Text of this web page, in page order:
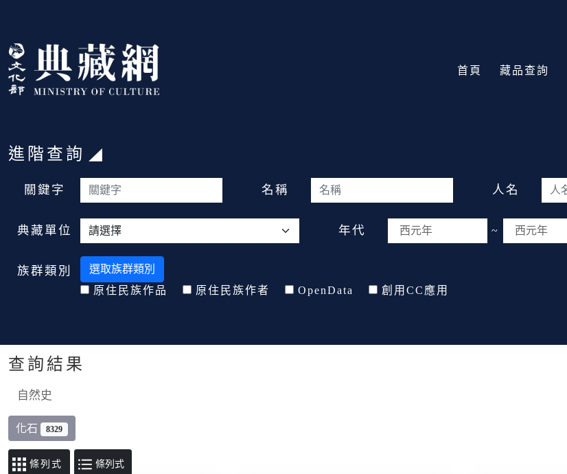
::: 首頁 藏品查詢
:::
進階查詢
關鍵字 名稱 人名
典藏單位 年代 ~
族群類別
選取族群類別
原住民族作品
原住民族作者 OpenData 創用CC應用
查詢結果
自然史
化石 8329
條列式